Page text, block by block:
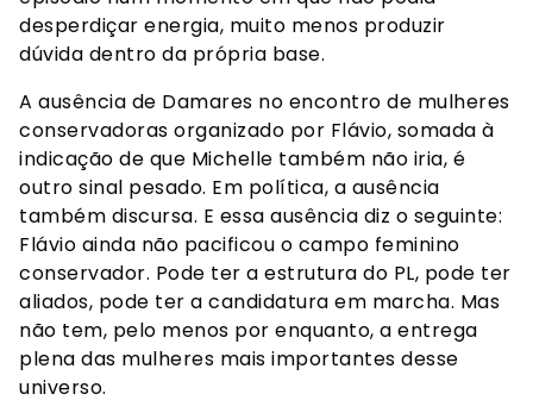
desperdiçar energia, muito menos produzir
dúvida dentro da própria base.
A ausência de Damares no encontro de mulheres
conservadoras organizado por Flávio, somada à
indicação de que Michelle também não iria, é
outro sinal pesado. Em política, a ausência
também discursa. E essa ausência diz o seguinte:
Flávio ainda não pacificou o campo feminino
conservador. Pode ter a estrutura do PL, pode ter
aliados, pode ter a candidatura em marcha. Mas
não tem, pelo menos por enquanto, a entrega
plena das mulheres mais importantes desse
universo.